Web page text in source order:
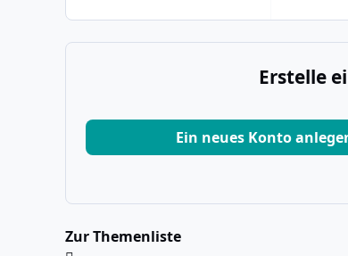
Erstelle
Ein neues Konto
Zur Themenliste